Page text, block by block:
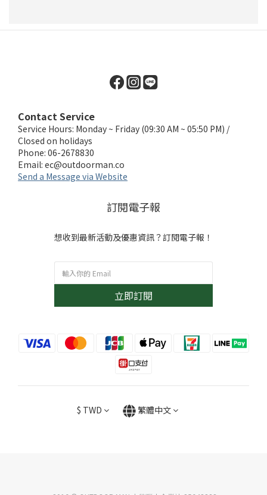
Contact Service
Service Hours: Monday ~ Friday (09:30 AM ~ 05:50 PM) /
Closed on holidays
Phone: 06-2678830
Email: ec@outdoorman.co
Send a Message via Website
訂閱電子報
想收到最新活動及優惠資訊？訂閱電子報！
立即訂閱
$ TWD 繁體中文